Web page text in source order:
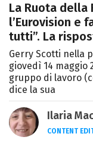
La Ruota della
l’Eurovision e
tutti”. La
Gerry Scotti nella
giovedì 14 maggio
gruppo di lavoro
dice la sua
Ilaria
CONTENT